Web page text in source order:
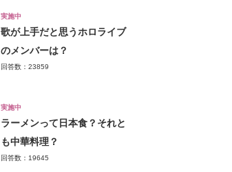
実施中
歌が上手だと思うホロライブ
のメンバーは？
回答数：23859
実施中
ラーメンって日本食？それと
も中華料理？
回答数：19645